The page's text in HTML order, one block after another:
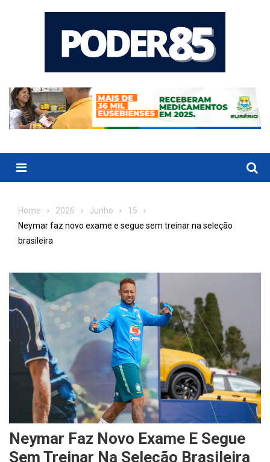
Menu
Home 2026 Junho
15
Neymar faz novo exame e segue sem treinar na seleção
brasileira
Neymar Faz Novo Exame E Segue
Sem Treinar Na Seleção Brasileira